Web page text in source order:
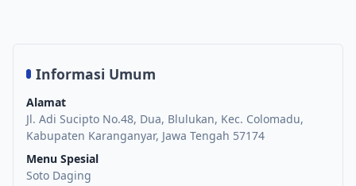
Informasi Umum
Alamat
Jl. Adi Sucipto No.48, Dua, Blulukan, Kec. Colomadu,
Kabupaten Karanganyar, Jawa Tengah 57174
Menu Spesial
Soto Daging